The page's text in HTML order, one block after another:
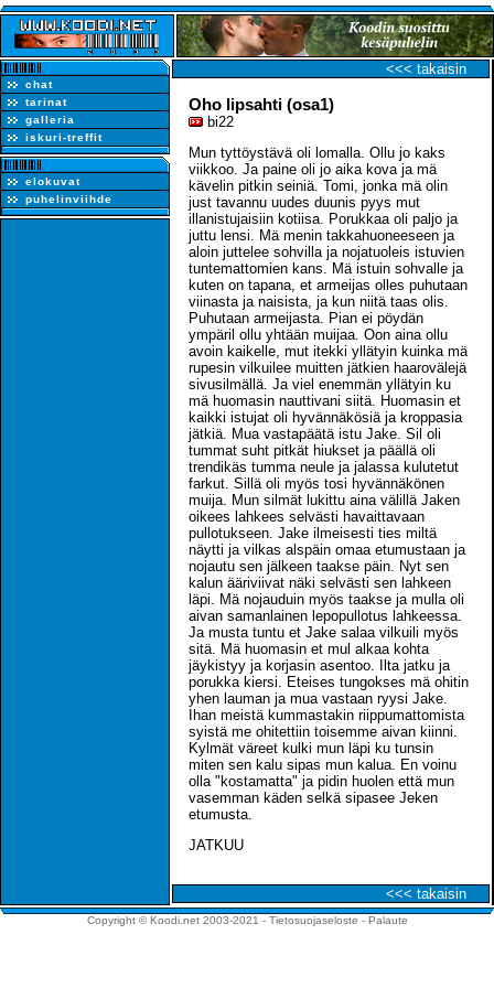
chat
tarinat
galleria
iskuri-treffit
elokuvat
puhelinviihde
<<< takaisin
Oho lipsahti (osa1)
bi22
Mun tyttöystävä oli lomalla. Ollu jo kaks
viikkoo. Ja paine oli jo aika kova ja mä
kävelin pitkin seiniä. Tomi, jonka mä olin
just tavannu uudes duunis pyys mut
illanistujaisiin kotiisa. Porukkaa oli paljo ja
juttu lensi. Mä menin takkahuoneeseen ja
aloin juttelee sohvilla ja nojatuoleis istuvien
tuntemattomien kans. Mä istuin sohvalle ja
kuten on tapana, et armeijas olles puhutaan
viinasta ja naisista, ja kun niitä taas olis.
Puhutaan armeijasta. Pian ei pöydän
ympäril ollu yhtään muijaa. Oon aina ollu
avoin kaikelle, mut itekki yllätyin kuinka mä
rupesin vilkuilee muitten jätkien haarovälejä
sivusilmällä. Ja viel enemmän yllätyin ku
mä huomasin nauttivani siitä. Huomasin et
kaikki istujat oli hyvännäkösiä ja kroppasia
jätkiä. Mua vastapäätä istu Jake. Sil oli
tummat suht pitkät hiukset ja päällä oli
trendikäs tumma neule ja jalassa kulutetut
farkut. Sillä oli myös tosi hyvännäkönen
muija. Mun silmät lukittu aina välillä Jaken
oikees lahkees selvästi havaittavaan
pullotukseen. Jake ilmeisesti ties miltä
näytti ja vilkas alspäin omaa etumustaan ja
nojautu sen jälkeen taakse päin. Nyt sen
kalun ääriviivat näki selvästi sen lahkeen
läpi. Mä nojauduin myös taakse ja mulla oli
aivan samanlainen lepopullotus lahkeessa.
Ja musta tuntu et Jake salaa vilkuili myös
sitä. Mä huomasin et mul alkaa kohta
jäykistyy ja korjasin asentoo. Ilta jatku ja
porukka kiersi. Eteises tungokses mä ohitin
yhen lauman ja mua vastaan ryysi Jake.
Ihan meistä kummastakin riippumattomista
syistä me ohitettiin toisemme aivan kiinni.
Kylmät väreet kulki mun läpi ku tunsin
miten sen kalu sipas mun kalua. En voinu
olla "kostamatta" ja pidin huolen että mun
vasemman käden selkä sipasee Jeken
etumusta.
JATKUU
<<< takaisin
Copyright © Koodi.net 2003-2021 - Tietosuojaseloste - Palaute